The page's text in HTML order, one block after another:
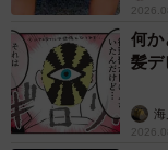
何
髪デ
海